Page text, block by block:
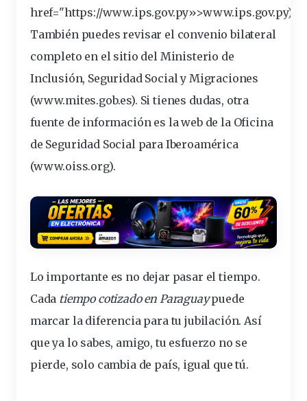
href="https://www.ips.gov.py»>www.ips.gov.py).
También puedes revisar el convenio bilateral
completo en el sitio del Ministerio de
Inclusión, Seguridad Social y Migraciones
(www.mites.gob.es). Si tienes dudas, otra
fuente de información es la web de la Oficina
de Seguridad Social para Iberoamérica
(www.oiss.org).
Lo importante es no dejar pasar el tiempo.
Cada tiempo cotizado en Paraguaypuede
marcar la diferencia para tujubilación. Así
que ya lo sabes, amigo, tu esfuerzo no se
pierde, solo cambia de país, igual que tú.